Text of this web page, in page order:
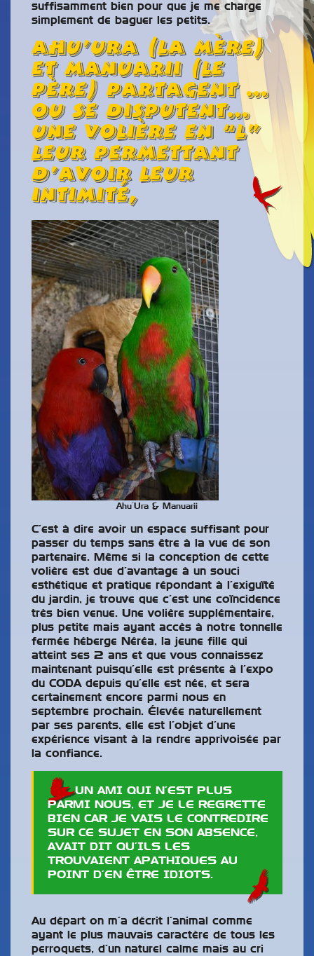
suffisamment bien pour que je me charge
simplement de baguer les petits.
Ahu’Ura (la mère)
et Manuarii (le
père) partagent …
ou se disputent…
une volière en “L”
leur permettant
d’avoir leur
intimité,
Ahu’Ura & Manuarii
C’est à dire avoir un espace suffisant pour
passer du temps sans être à la vue de son
partenaire. Même si la conception de cette
volière est due d’avantage à un souci
esthétique et pratique répondant à l’exiguïté
du jardin, je trouve que c’est une coïncidence
très bien venue. Une volière supplémentaire,
plus petite mais ayant accès à notre tonnelle
fermée héberge Néréa, la jeune fille qui
atteint ses 2 ans et que vous connaissez
maintenant puisqu’elle est présente à l’expo
du CODA depuis qu’elle est née, et sera
certainement encore parmi nous en
septembre prochain. Élevée naturellement
par ses parents, elle est l’objet d’une
expérience visant à la rendre apprivoisée par
la confiance.
UN AMI QUI N’EST PLUS
PARMI NOUS, ET JE LE REGRETTE
BIEN CAR JE VAIS LE CONTREDIRE
SUR CE SUJET EN SON ABSENCE,
AVAIT DIT QU’ILS LES
TROUVAIENT APATHIQUES AU
POINT D’EN ÊTRE IDIOTS.
Au départ on m’a décrit l’animal comme
ayant le plus mauvais caractère de tous les
perroquets, d’un naturel calme mais au cri